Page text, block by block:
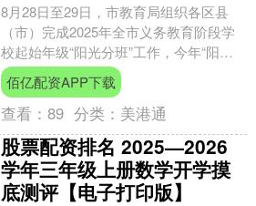
8月28日至29日，市教育局组织各区县
（市）完成2025年全市义务教育阶段学
校起始年级“阳光分班”工作，今年“阳光
分班”共涉及515所义务教育阶段学校，
14万余....
佰亿配资APP下载
查看：89 分类： 美港通
股票配资排名 2025—2026
学年三年级上册数学开学摸
底测评【电子打印版】